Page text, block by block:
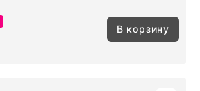
В корзину